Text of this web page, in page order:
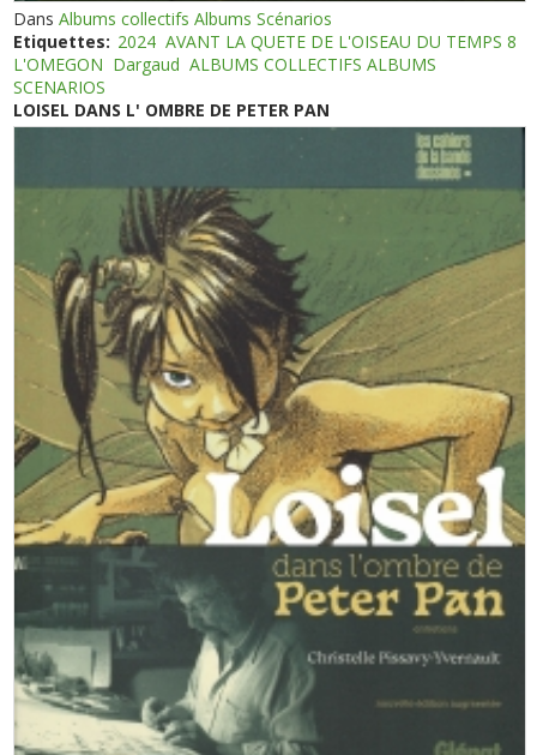
DansAlbums collectifs Albums Scénarios
Etiquettes: 2024 AVANT LA QUETE DE L'OISEAU DU TEMPS 8
L'OMEGON Dargaud ALBUMS COLLECTIFS ALBUMS
SCENARIOS
LOISEL DANS L' OMBRE DE PETER PAN